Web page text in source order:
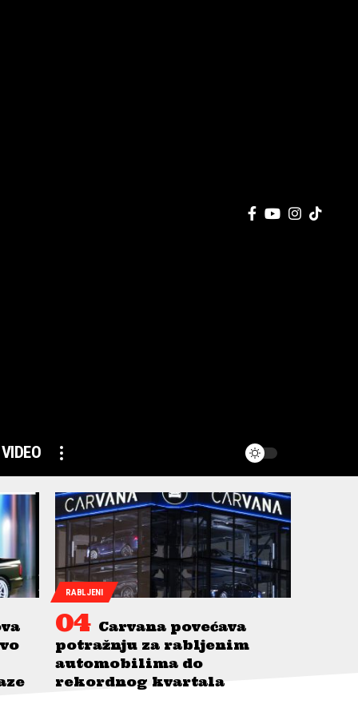
VIDEO
RABLJENI
Carvana povećava
potražnju za rabljenim
automobilima do
rekordnog kvartala